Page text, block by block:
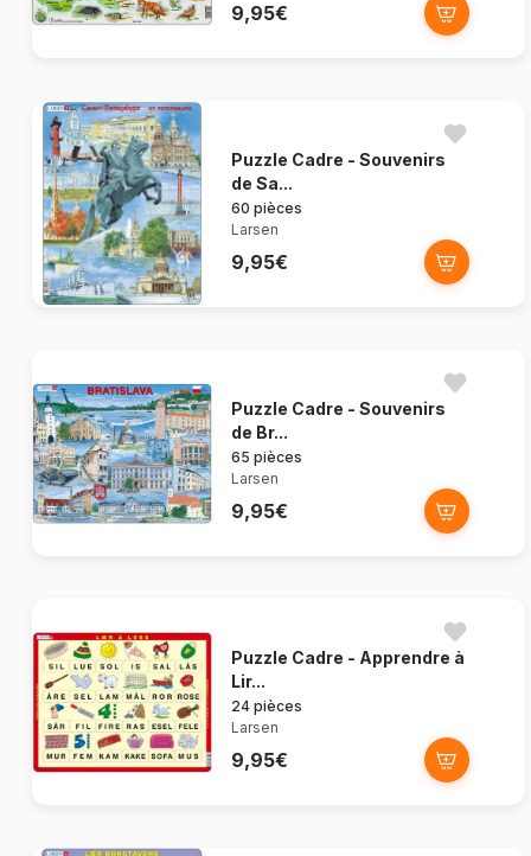
9,95€
Puzzle Cadre - Souvenirs
de Sa...
60 pièces
Larsen
9,95€
Puzzle Cadre - Souvenirs
de Br...
65 pièces
Larsen
9,95€
Puzzle Cadre - Apprendre à
Lir...
24 pièces
Larsen
9,95€